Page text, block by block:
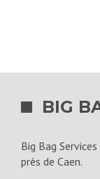
BIG
Big Bag
près de Caen.